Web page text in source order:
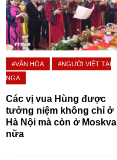
#VĂN HÓA
#NGƯỜI VIỆT TẠI
NGA
Các vị vua Hùng được
tưởng niệm không chỉ ở
Hà Nội mà còn ở Moskva
nữa